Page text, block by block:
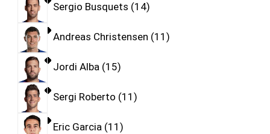
Sergio Busquets 14
Andreas Christensen 11
Jordi Alba 15
Sergi Roberto 11
Eric Garcia 11